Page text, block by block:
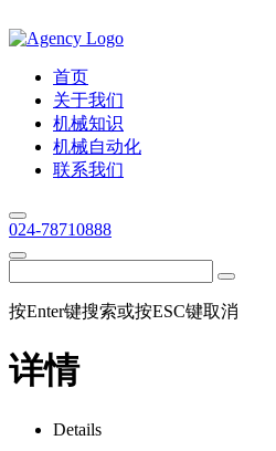
首页
关于我们
机械知识
机械自动化
联系我们
024-78710888
按Enter键搜索或按ESC键取消
详情
Details